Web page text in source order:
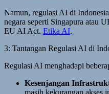
Namun, regulasi AI di
negara seperti Singapura atau
EU AI Act. Etika AI.
3: Tantangan Regulasi AI di
Regulasi AI menghadapi
Kesenjangan
masih kekurangan akses